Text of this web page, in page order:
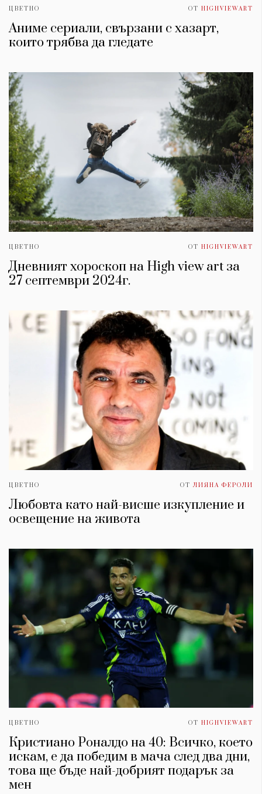
ЦВЕТНО ОТ HIGHVIEWART
Аниме сериали, свързани с хазарт,
които трябва да гледате
ЦВЕТНО ОТ HIGHVIEWART
Дневният хороскоп на High view art за
27 септември 2024г.
ЦВЕТНО ОТ ЛИЯНА ФЕРОЛИ
Любовта като най-висше изкупление и
освещение на живота
ЦВЕТНО ОТ HIGHVIEWART
Кристиано Роналдо на 40: Всичко, което
искам, е да победим в мача след два дни,
това ще бъде най-добрият подарък за
мен